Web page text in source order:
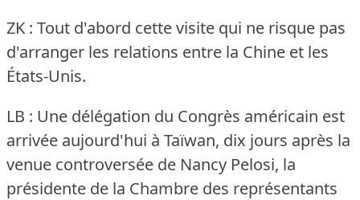
ZK : Tout d'abord cette visite qui ne risque pas
d'arranger les relations entre la Chine et les
États-Unis.
LB : Une délégation du Congrès américain est
arrivée aujourd'hui à Taïwan, dix jours après la
venue controversée de Nancy Pelosi, la
présidente de la Chambre des représentants